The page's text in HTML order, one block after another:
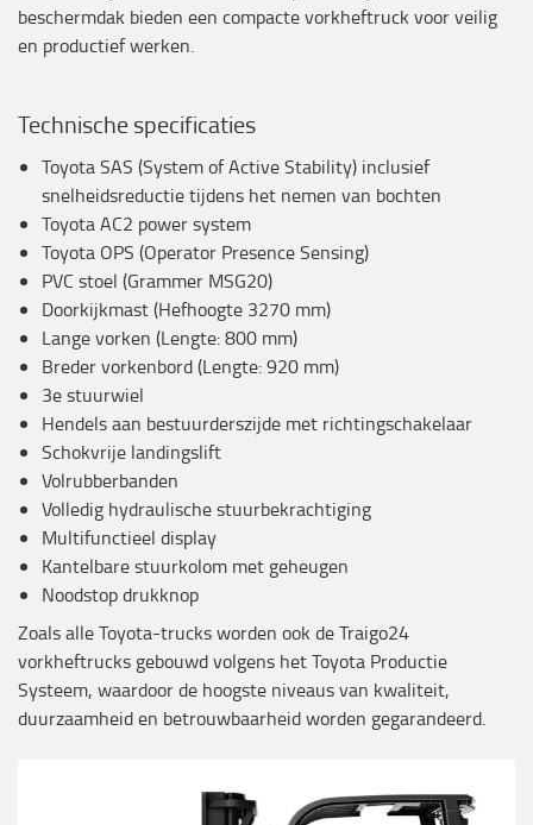
beschermdak bieden een compacte vorkheftruck voor veilig
en productief werken.
Technische specificaties
Toyota SAS (System of Active Stability) inclusief
snelheidsreductie tijdens het nemen van bochten
Toyota AC2 power system
Toyota OPS (Operator Presence Sensing)
PVC stoel (Grammer MSG20)
Doorkijkmast (Hefhoogte 3270 mm)
Lange vorken (Lengte: 800 mm)
Breder vorkenbord (Lengte: 920 mm)
3e stuurwiel
Hendels aan bestuurderszijde met richtingschakelaar
Schokvrije landingslift
Volrubberbanden
Volledig hydraulische stuurbekrachtiging
Multifunctieel display
Kantelbare stuurkolom met geheugen
Noodstop drukknop
Zoals alle Toyota-trucks worden ook de Traigo24
vorkheftrucks gebouwd volgens het Toyota Productie
Systeem, waardoor de hoogste niveaus van kwaliteit,
duurzaamheid en betrouwbaarheid worden gegarandeerd.